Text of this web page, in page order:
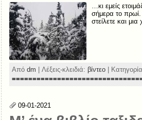
…κι εμείς
σήμερα το πρωί.
στείλετε και
Από dm | Λέξεις-κλειδιά: βίντεο|
09-01-2021